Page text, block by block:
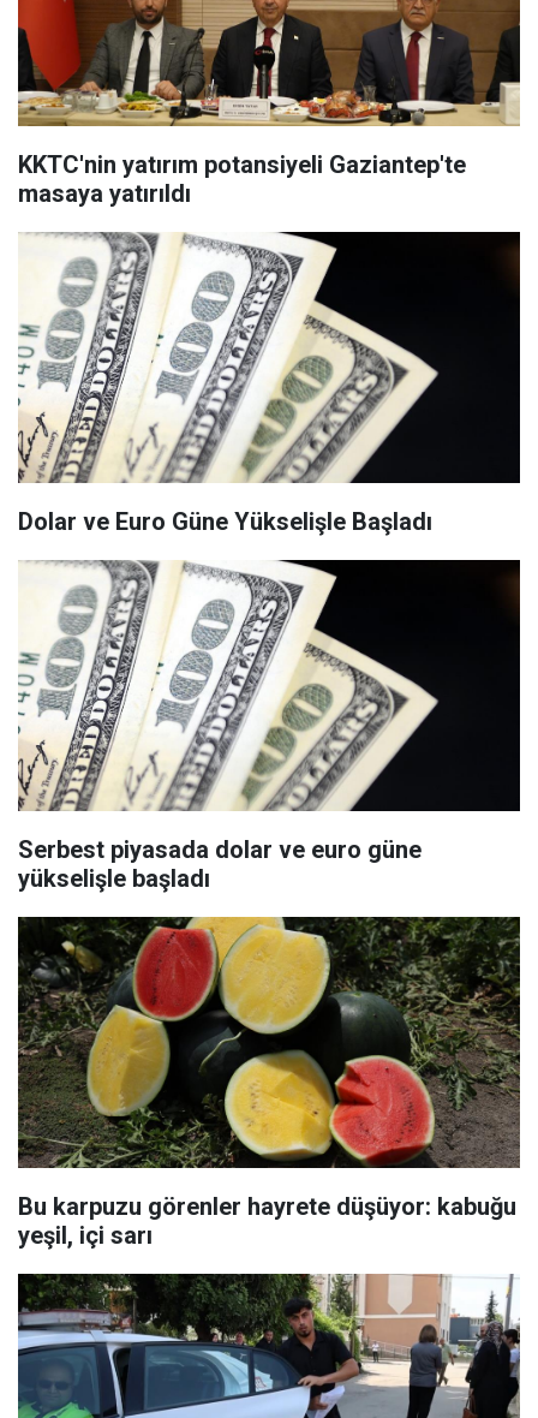
KKTC'nin yatırım potansiyeli Gaziantep'te
masaya yatırıldı
Dolar ve Euro Güne Yükselişle Başladı
Serbest piyasada dolar ve euro güne
yükselişle başladı
Bu karpuzu görenler hayrete düşüyor: kabuğu
yeşil, içi sarı